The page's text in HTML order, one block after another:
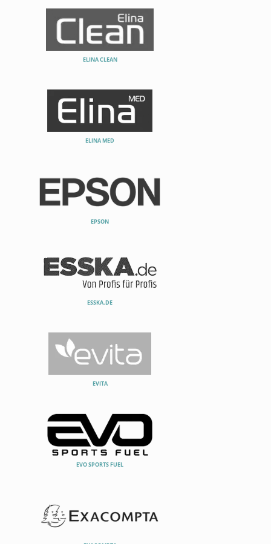
ELINA CLEAN
ELINA MED
EPSON
ESSKA.DE
EVITA
EVO SPORTS FUEL